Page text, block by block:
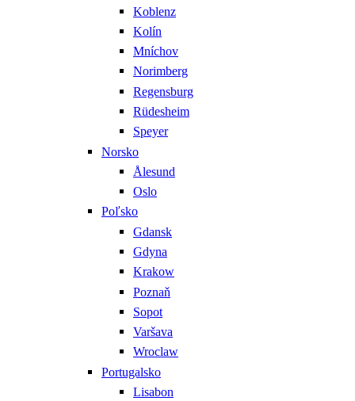
Koblenz
Kolín
Mníchov
Norimberg
Regensburg
Rüdesheim
Speyer
Norsko
Ålesund
Oslo
Poľsko
Gdansk
Gdyna
Krakow
Poznaň
Sopot
Varšava
Wroclaw
Portugalsko
Lisabon